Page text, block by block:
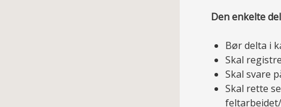
Den enkelte
Bør delta i
Skal
Skal svare
Skal rette